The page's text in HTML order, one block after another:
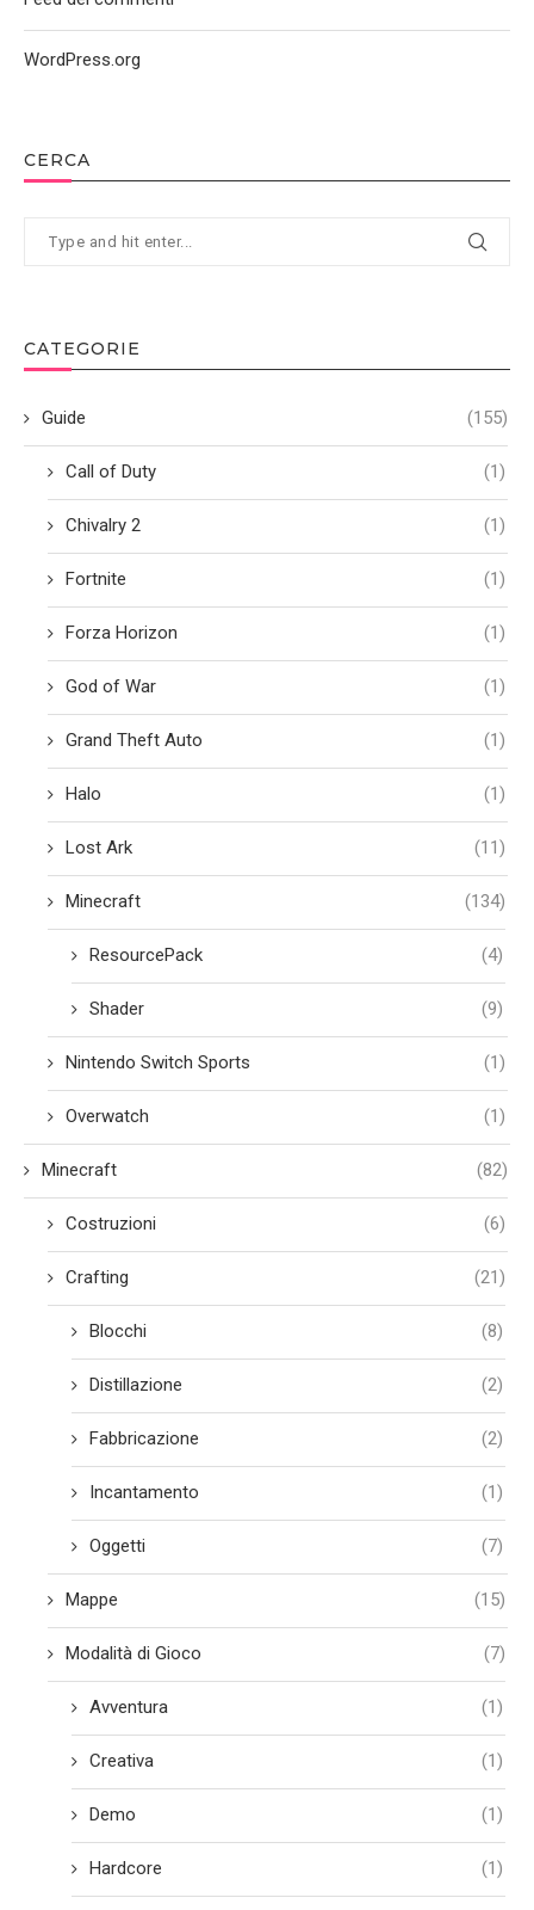
CERCA
CATEGORIE
Guide (155)
Call of Duty (1)
Chivalry 2 (1)
Fortnite (1)
Forza Horizon (1)
God of War (1)
Grand Theft Auto (1)
Halo (1)
Lost Ark (11)
Minecraft (134)
ResourcePack (4)
Shader (9)
Nintendo Switch Sports (1)
Overwatch (1)
Minecraft (82)
Costruzioni (6)
Crafting (21)
Blocchi (8)
Distillazione (2)
Fabbricazione (2)
Incantamento (1)
Oggetti (7)
Mappe (15)
Modalità di Gioco (7)
Avventura (1)
Creativa (1)
Demo (1)
Hardcore (1)
WordPress.org